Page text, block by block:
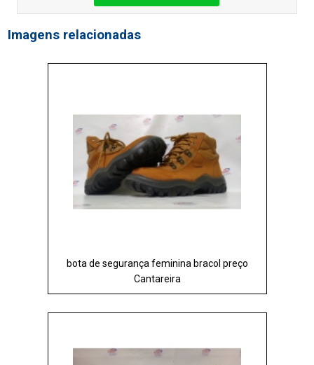
Imagens relacionadas
bota de segurança feminina bracol preço
Cantareira